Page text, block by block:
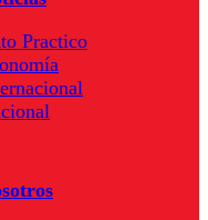
Practico